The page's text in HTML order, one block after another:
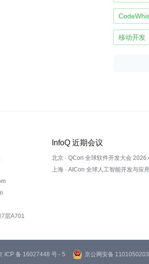
移动开发
7层A701
InfoQ 近期会议
北京 · QCon 全球软件开发大会
上海 · AICon 全球人工智能开发与应
ICP 备 16027448 号 - 5 京公网安备